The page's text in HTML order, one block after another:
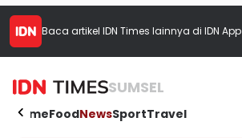
Baca artikel IDN Times lainnya di IDN App
SUMSEL
HomeFoodNewsSportTravel